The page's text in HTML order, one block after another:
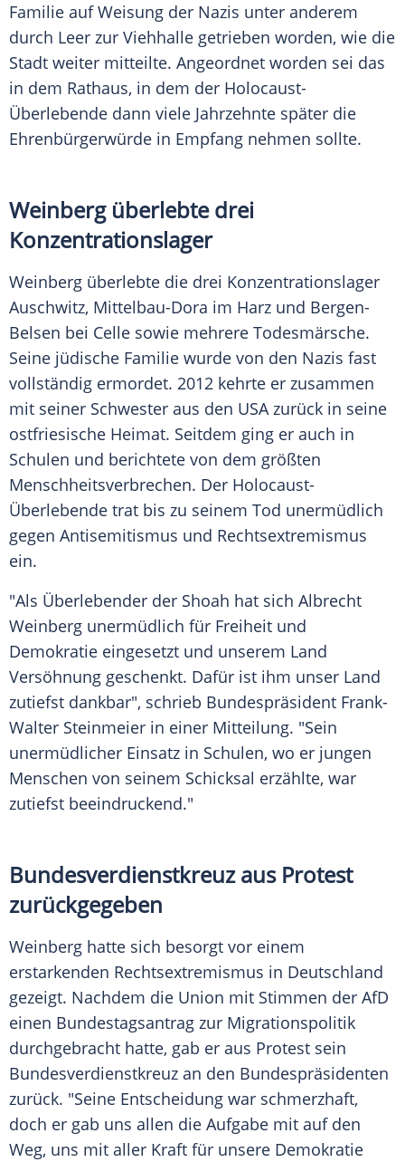
Familie auf Weisung der Nazis unter anderem
durch Leer zur Viehhalle getrieben worden, wie die
Stadt weiter mitteilte. Angeordnet worden sei das
in dem Rathaus, in dem der Holocaust-
Überlebende dann viele Jahrzehnte später die
Ehrenbürgerwürde in Empfang nehmen sollte.
Weinberg überlebte drei
Konzentrationslager
Weinberg überlebte die drei Konzentrationslager
Auschwitz, Mittelbau-Dora im Harz und Bergen-
Belsen bei Celle sowie mehrere Todesmärsche.
Seine jüdische Familie wurde von den Nazis fast
vollständig ermordet. 2012 kehrte er zusammen
mit seiner Schwester aus den USA zurück in seine
ostfriesische Heimat. Seitdem ging er auch in
Schulen und berichtete von dem größten
Menschheitsverbrechen. Der Holocaust-
Überlebende trat bis zu seinem Tod unermüdlich
gegen Antisemitismus und Rechtsextremismus
ein.
"Als Überlebender der Shoah hat sich Albrecht
Weinberg unermüdlich für Freiheit und
Demokratie eingesetzt und unserem Land
Versöhnung geschenkt. Dafür ist ihm unser Land
zutiefst dankbar", schrieb Bundespräsident Frank-
Walter Steinmeier in einer Mitteilung. "Sein
unermüdlicher Einsatz in Schulen, wo er jungen
Menschen von seinem Schicksal erzählte, war
zutiefst beeindruckend."
Bundesverdienstkreuz aus Protest
zurückgegeben
Weinberg hatte sich besorgt vor einem
erstarkenden Rechtsextremismus in Deutschland
gezeigt. Nachdem die Union mit Stimmen der AfD
einen Bundestagsantrag zur Migrationspolitik
durchgebracht hatte, gab er aus Protest sein
Bundesverdienstkreuz an den Bundespräsidenten
zurück. "Seine Entscheidung war schmerzhaft,
doch er gab uns allen die Aufgabe mit auf den
Weg, uns mit aller Kraft für unsere Demokratie